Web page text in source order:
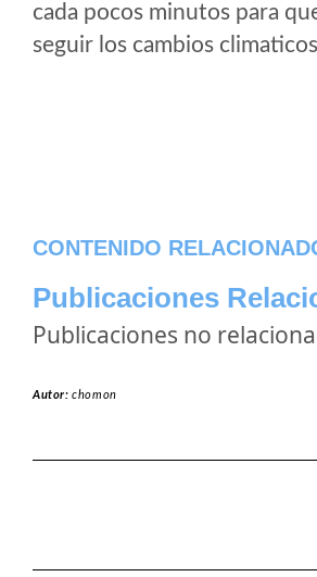
cada pocos minutos para
seguir los cambios climaticos
CONTENIDO
Publicaciones
Publicaciones no
Autor:chomon